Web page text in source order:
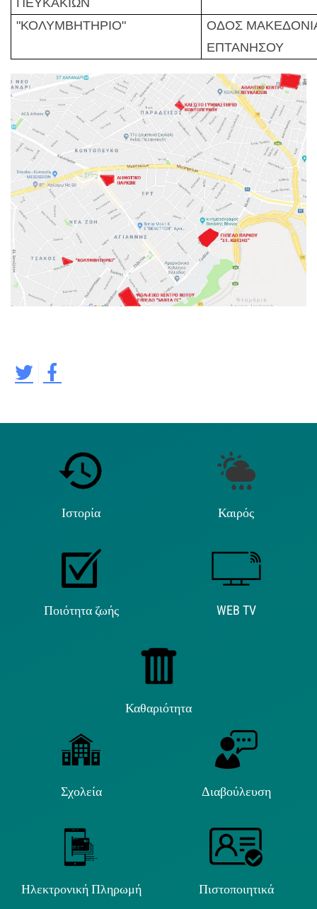
"ΚΟΛΥΜΒΗΤΗΡΙΟ"
ΟΔΟΣ
ΕΠΤΑΝΗΣΟΥ
Ιστορία Καιρός
Ποιότητα ζωής WEB TV
Καθαριότητα
Σχολεία Διαβούλευση
Ηλεκτρονική Πληρωμή Πιστοποιητικά